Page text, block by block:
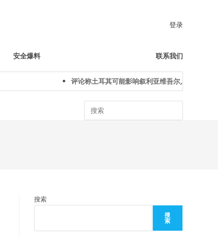
登录
安全爆料 联系我们
评论称土耳其可能影响叙利亚维吾尔人下一代身份认同
Search
搜索
搜
索